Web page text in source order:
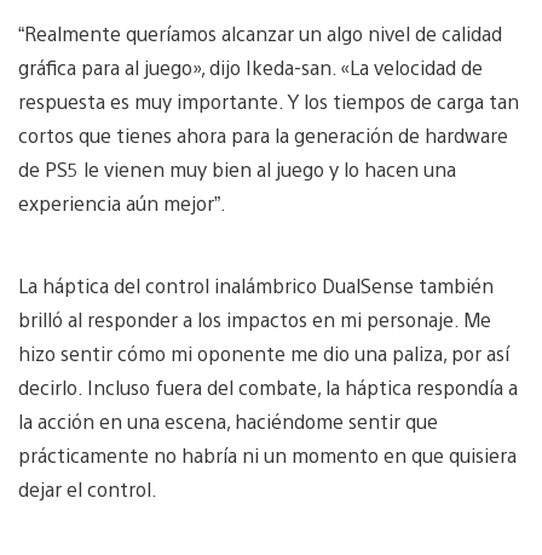
“Realmente queríamos alcanzar un algo nivel de calidad
gráfica para al juego», dijo Ikeda-san. «La velocidad de
respuesta es muy importante. Y los tiempos de carga tan
cortos que tienes ahora para la generación de hardware
de PS5 le vienen muy bien al juego y lo hacen una
experiencia aún mejor”.
La háptica del control inalámbrico DualSense también
brilló al responder a los impactos en mi personaje. Me
hizo sentir cómo mi oponente me dio una paliza, por así
decirlo. Incluso fuera del combate, la háptica respondía a
la acción en una escena, haciéndome sentir que
prácticamente no habría ni un momento en que quisiera
dejar el control.